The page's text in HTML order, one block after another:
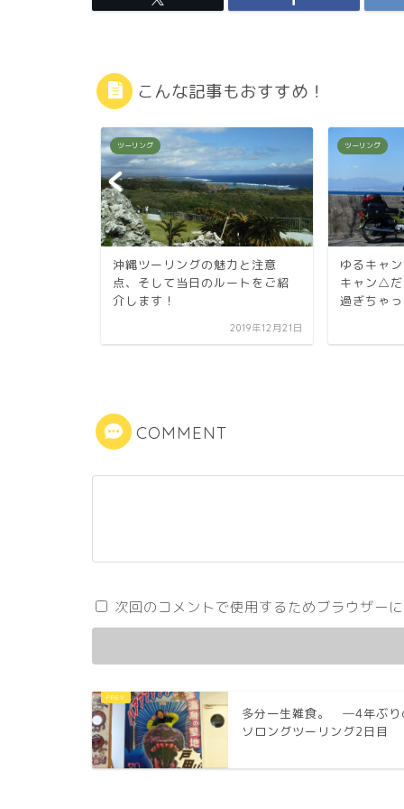
こんな記事もおすすめ！
ツーリング
沖縄ツーリングの魅力と注意
点、そして当日のルートをご紹
介します！
2019年12月21日
ツーリング
ゆるキャ
キャン△だ
過ぎちゃ
COMMENT
次回のコメントで使用するためブラウザー
多分一生雑食。 ―4年ぶり
ソロングツーリング2日目